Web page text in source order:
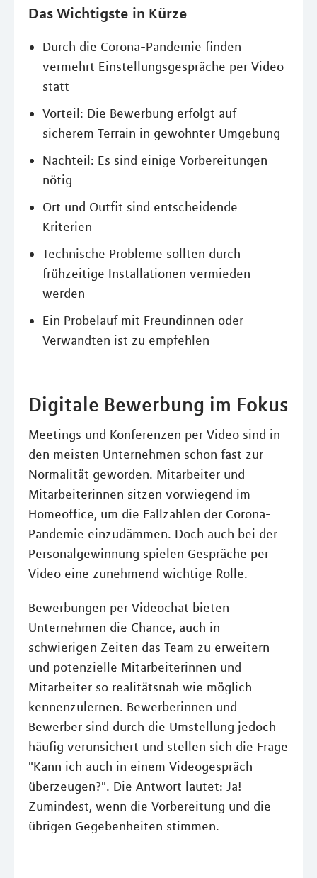
Das Wichtigste in Kürze
Durch die Corona-Pandemie finden
vermehrt Einstellungsgespräche per Video
statt
Vorteil: Die Bewerbung erfolgt auf
sicherem Terrain in gewohnter Umgebung
Nachteil: Es sind einige Vorbereitungen
nötig
Ort und Outfit sind entscheidende
Kriterien
Technische Probleme sollten durch
frühzeitige Installationen vermieden
werden
Ein Probelauf mit Freundinnen oder
Verwandten ist zu empfehlen
Digitale Bewerbung im Fokus
Meetings und Konferenzen per Video sind in
den meisten Unternehmen schon fast zur
Normalität geworden. Mitarbeiter und
Mitarbeiterinnen sitzen vorwiegend im
Homeoffice, um die Fallzahlen der Corona-
Pandemie einzudämmen. Doch auch bei der
Personalgewinnung spielen Gespräche per
Video eine zunehmend wichtige Rolle.
Bewerbungen per Videochat bieten
Unternehmen die Chance, auch in
schwierigen Zeiten das Team zu erweitern
und potenzielle Mitarbeiterinnen und
Mitarbeiter so realitätsnah wie möglich
kennenzulernen. Bewerberinnen und
Bewerber sind durch die Umstellung jedoch
häufig verunsichert und stellen sich die Frage
"Kann ich auch in einem Videogespräch
überzeugen?". Die Antwort lautet: Ja!
Zumindest, wenn die Vorbereitung und die
übrigen Gegebenheiten stimmen.